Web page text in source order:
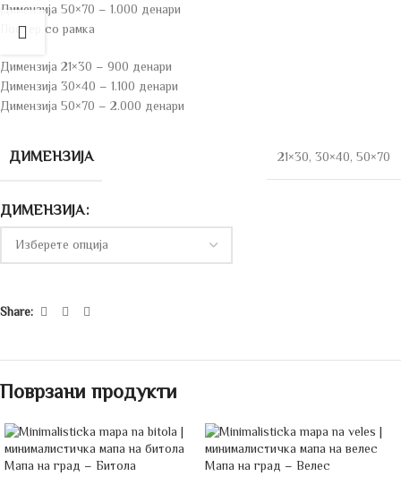
Димензија 50×70 – 1.000 денари
Постер со рамка
Димензија 21×30 – 900 денари
Димензија 30×40 – 1.100 денари
Димензија 50×70 – 2.000 денари
ДИМЕНЗИЈА 21×30, 30×40, 50×70
ДИМЕНЗИЈА
Share:
Поврзани продукти
Мапа на град – Битола Мапа на град – Велес